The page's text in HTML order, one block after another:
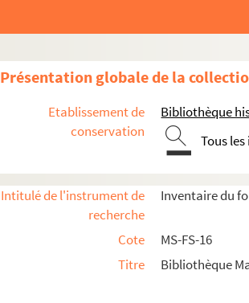
Présentation globale de la
Etablissement de
conservation
Bibliothèque
Tous
Intitulé de l'instrument de
recherche
Inventaire du
Cote
MS-FS-16
Titre
Bibliothèque
4-MS-FS-16-0287. Martin,
4-MS-FS-16-0284. Martin
4-MS-FS-16-0288. Martin-
8-MS-FS-16-0147. Mascart, Jean
4-MS-FS-16-0293. Maugé,